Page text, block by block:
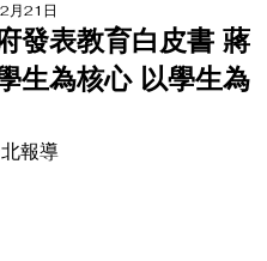
發表教育白皮書 蔣
生為核心 以學生為
月21日
報導